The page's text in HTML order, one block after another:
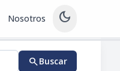
Nosotros dark_mode
searchBuscar